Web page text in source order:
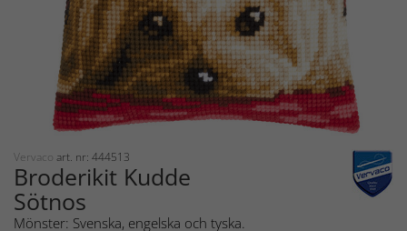
Vervaco art. nr: 444513
Broderikit Kudde
Sötnos
Mönster: Svenska, engelska och tyska.